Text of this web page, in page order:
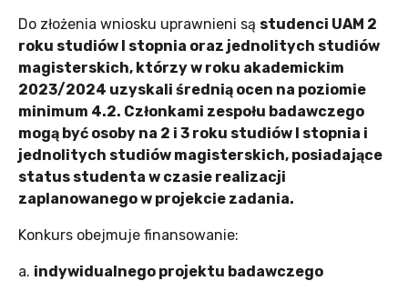
Do złożenia wniosku uprawnieni są studenci UAM 2
roku studiów I stopnia oraz jednolitych studiów
magisterskich, którzy w roku akademickim
2023/2024 uzyskali średnią ocen na poziomie
minimum 4.2. Członkami zespołu badawczego
mogą być osoby na 2 i 3 roku studiów I stopnia i
jednolitych studiów magisterskich, posiadające
status studenta w czasie realizacji
zaplanowanego w projekcie zadania.
Konkurs obejmuje finansowanie:
a. indywidualnego projektu badawczego